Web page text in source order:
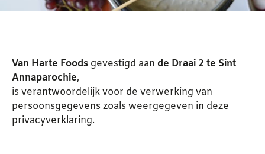
Van Harte Foods gevestigd aan de Draai 2 te Sint
Annaparochie,
is verantwoordelijk voor de verwerking van
persoonsgegevens zoals weergegeven in deze
privacyverklaring.